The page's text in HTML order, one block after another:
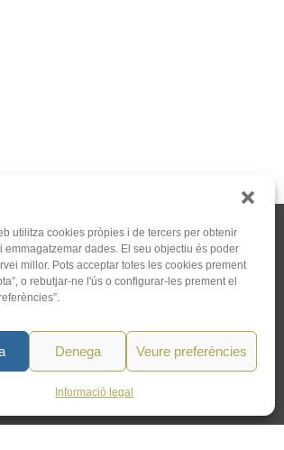
utilitza cookies pròpies i de tercers per obtenir
emmagatzemar dades. El seu objectiu és poder
millor. Pots acceptar totes les cookies prement
o rebutjar-ne l'ús o configurar-les prement el
Denega Veure preferències
Informació legal
505 86 86